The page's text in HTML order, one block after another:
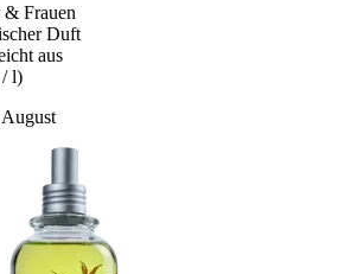
Frauen
Duft
aus
l)